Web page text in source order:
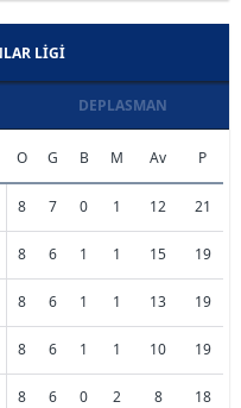
LIGI
DEPLASMAN
O G B M Av P
8 7 0 1 12 21
8 6 1 1 15 19
8 6 1 1 13 19
8 6 1 1 10 19
8 6 0 2 8 18